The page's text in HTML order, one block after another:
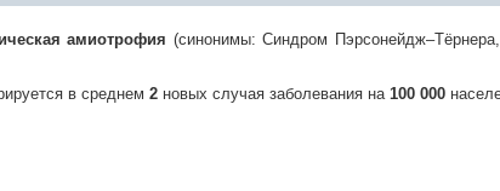
амиотрофия (синонимы: Синдром
в среднем 2 новых случая заболевания на 100 000